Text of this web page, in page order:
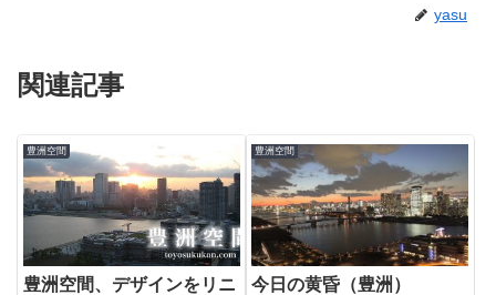
yasu
関連記事
豊洲空間
豊洲空間、デザインをリニ
豊洲空間
今日の黄昏（豊洲）